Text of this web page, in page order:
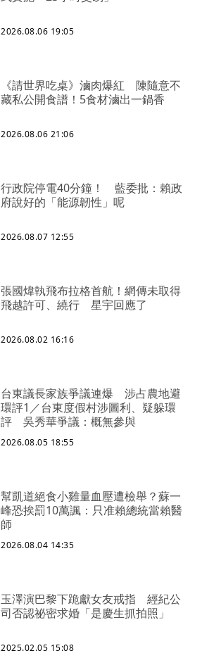
2026.08.06 19:05
《請世界吃桌》滷肉爆紅 陳隨意不
藏私公開食譜！5食材滷出一鍋香
2026.08.06 21:06
行政院停電40分鐘！ 藍委批：賴政
府說好的「能源韌性」呢
2026.08.07 12:55
張國煒執飛布拉格首航！網傳未取得
飛越許可、繞行 星宇回應了
2026.08.02 16:16
台東議長家族爭議連爆 涉占農地避
環評1／台東度假村涉圖利、疑躲環
評 吳秀華爭議：概無參與
2026.08.05 18:55
幫凱道絕食小雞量血壓遭檢舉？蘇一
峰恐挨罰10萬諷：只准賴總統當賴醫
師
2026.08.04 14:35
玉澤演巴黎下跪獻女友戒指 經紀公
司否認祕密求婚「是慶生抓拍照」
2025.02.05 15:08